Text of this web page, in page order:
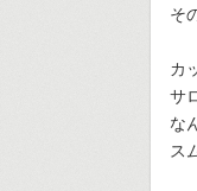
そ
カ
サ
な
ス